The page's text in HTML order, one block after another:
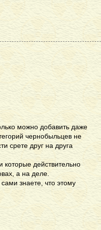
можно добавить даже
чернобыльцев не
срете друг на друга
действительно
а на деле.
знаете, что этому